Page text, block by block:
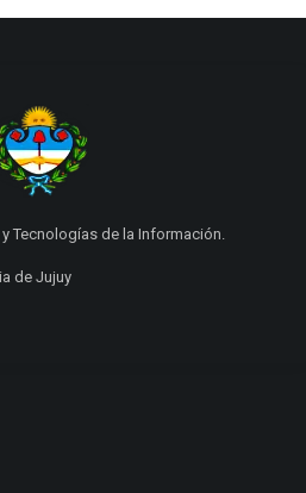
Tecnologías de la Información.
de Jujuy